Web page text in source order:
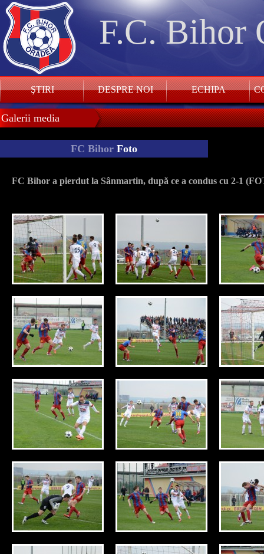
F.C. Bihor
ŞTIRI DESPRE NOI ECHIPA
Galerii media
FC Bihor Foto
FC Bihor a pierdut la Sânmartin, după ce a condus cu 2-1